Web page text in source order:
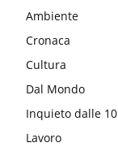
Ambiente
Cronaca
Cultura
Dal Mondo
Inquieto dalle 10
Lavoro